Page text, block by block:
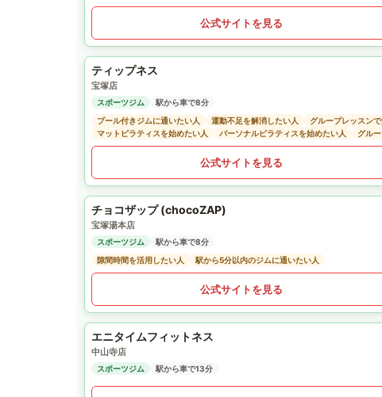
公式サイトを見る
ティップネス
宝塚店
スポーツジム
駅から車で8分
プール付きジムに通いたい人
運動不足を解消したい人 グループレッスン
マットピラティスを始めたい人
パーソナルピラティスを始めたい人 グル
公式サイトを見る
チョコザップ (chocoZAP)
宝塚湯本店
スポーツジム
駅から車で8分
隙間時間を活用したい人
駅から5分以内のジムに通いたい人
公式サイトを見る
エニタイムフィットネス
中山寺店
スポーツジム 駅から車で13分